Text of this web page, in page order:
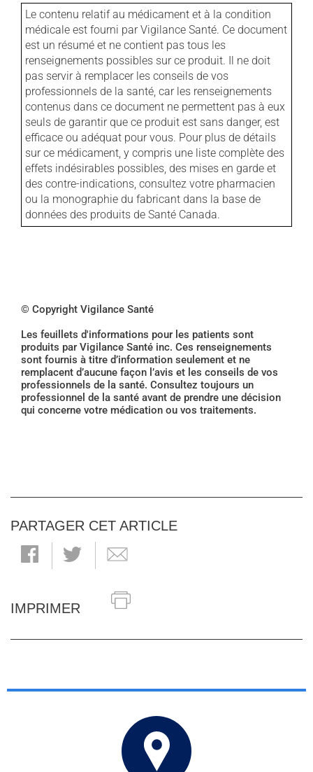
Le contenu relatif au médicament et à la condition
médicale est fourni par Vigilance Santé. Ce document
est un résumé et ne contient pas tous les
renseignements possibles sur ce produit. Il ne doit
pas servir à remplacer les conseils de vos
professionnels de la santé, car les renseignements
contenus dans ce document ne permettent pas à eux
seuls de garantir que ce produit est sans danger, est
efficace ou adéquat pour vous. Pour plus de détails
sur ce médicament, y compris une liste complète des
effets indésirables possibles, des mises en garde et
des contre-indications, consultez votre pharmacien
ou la monographie du fabricant dans la base de
données des produits de Santé Canada.
© Copyright Vigilance Santé
Les feuillets d'informations pour les patients sont
produits par Vigilance Santé inc. Ces renseignements
sont fournis à titre d’information seulement et ne
remplacent d’aucune façon l’avis et les conseils de vos
professionnels de la santé. Consultez toujours un
professionnel de la santé avant de prendre une décision
qui concerne votre médication ou vos traitements.
PARTAGER CET ARTICLE
IMPRIMER